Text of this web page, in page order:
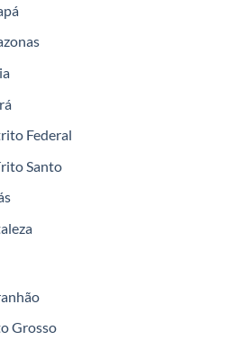
Federal
Santo
Grosso